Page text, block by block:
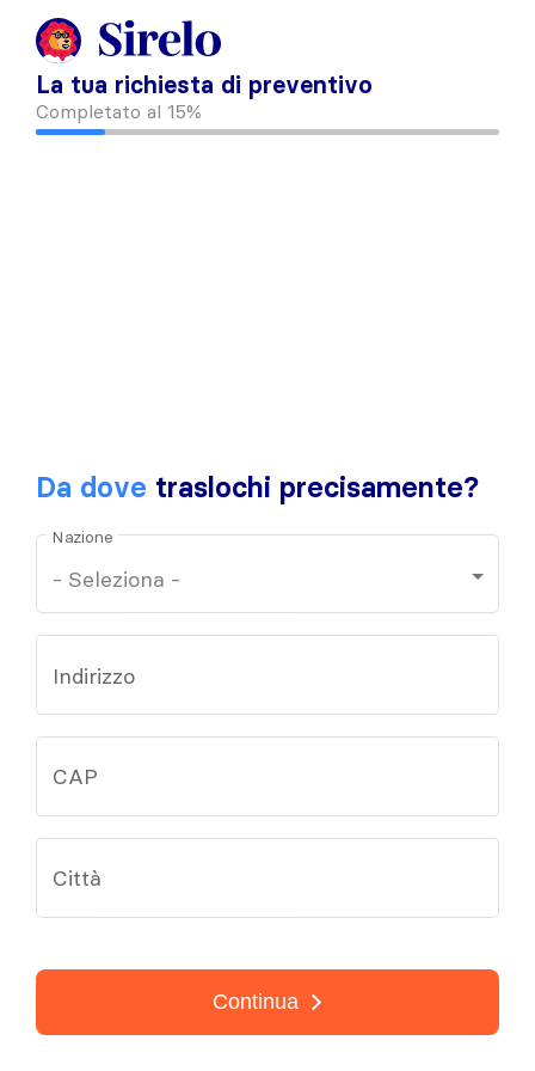
La tua richiesta di preventivo
Completato al 15%
Da dove traslochi precisamente?
Nazione
Indirizzo
CAP
Città
Continua